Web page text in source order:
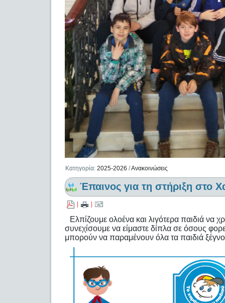
Κατηγορία:2025-2026 /Ανακοινώσεις
Έπαινος για τη στήριξη στο
Ελπίζουμε ολοένα και λιγότερα παιδιά να
συνεχίσουμε να είμαστε δίπλα σε όσους
μπορούν να παραμένουν όλα τα παιδιά